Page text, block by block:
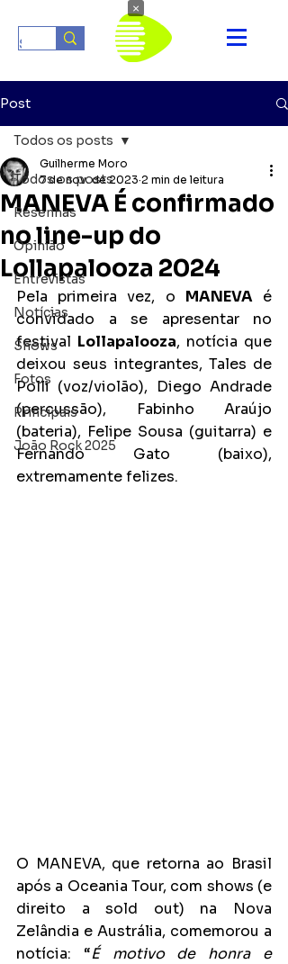
Post
Todos os posts
Resenhas
Opinião
Entrevistas
Notícias
Shows
Fotos
Principais
João Rock 2025
Todos os posts
MANEVA É confirmado
no line-up do
Lollapalooza 2024
Guilherme Moro
7 de nov. de 2023 2 min de leitura
Pela primeira vez, o MANEVA é
convidado a se apresentar no
festival Lollapalooza, notícia que
deixou seus integrantes, Tales de
Polli (voz/violão), Diego Andrade
(percussão), Fabinho Araújo
(bateria), Felipe Sousa (guitarra) e
Fernando Gato (baixo),
extremamente felizes.
O MANEVA, que retorna ao Brasil
após a Oceania Tour, com shows (e
direito a sold out) na Nova
Zelândia e Austrália, comemorou a
notícia: “É motivo de honra e
×